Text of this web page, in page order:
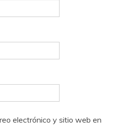
electrónico y sitio web en